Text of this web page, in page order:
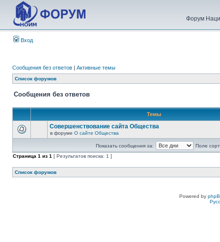
Форум
Вход
Сообщения без ответов | Активные темы
Список форумов
Сообщения без ответов
Темы
Совершенствование сайта Общества
в форуме О сайте Общества
Показать сообщения за:
Поле
Страница 1 из 1 [ Результатов поиска: 1 ]
Список форумов
Powered by